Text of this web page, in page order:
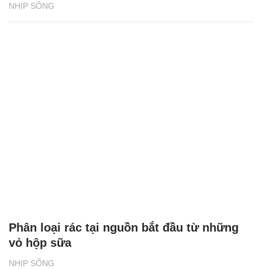
NHỊP SỐNG
NHỊP SỐNG
Phân loại rác tại nguồn bắt đầu từ những
vỏ hộp sữa